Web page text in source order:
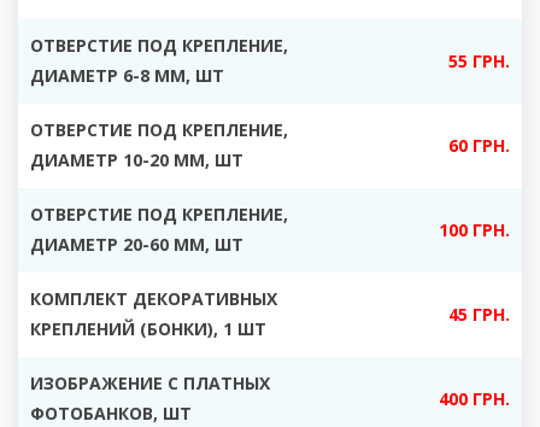
ОТВЕРСТИЕ ПОД КРЕПЛЕНИЕ,
ДИАМЕТР 6-8 ММ, ШТ
55 ГРН.
ОТВЕРСТИЕ ПОД КРЕПЛЕНИЕ,
ДИАМЕТР 10-20 ММ, ШТ
60 ГРН.
ОТВЕРСТИЕ ПОД КРЕПЛЕНИЕ,
ДИАМЕТР 20-60 ММ, ШТ
100 ГРН.
КОМПЛЕКТ ДЕКОРАТИВНЫХ
КРЕПЛЕНИЙ (БОНКИ), 1 ШТ
45 ГРН.
ИЗОБРАЖЕНИЕ С ПЛАТНЫХ
ФОТОБАНКОВ, ШТ
400 ГРН.